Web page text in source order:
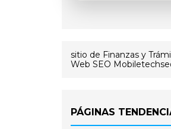
sitio de Finanzas y
Web SEO
PÁGINAS